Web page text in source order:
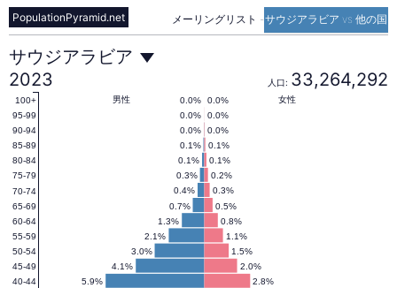
メーリングリスト -サウジアラビア vs 他の国
PopulationPyramid.net
サ
ウ
ジ
ア
ラ
サウジアラビア
2023
人口: 33,264,292
2.8%
5.9%
2.0%
4.1%
1.5%
3.0%
1.1%
2.1%
0.8%
1.3%
0.5%
0.7%
0.3%
0.4%
0.2%
0.3%
0.1%
0.1%
0.1%
0.1%
0.0%
0.0%
0.0%
0.0%
0.0%
0.0% 女性
男性
40-44
45-49
50-54
55-59
60-64
65-69
70-74
75-79
80-84
85-89
90-94
95-99
100+